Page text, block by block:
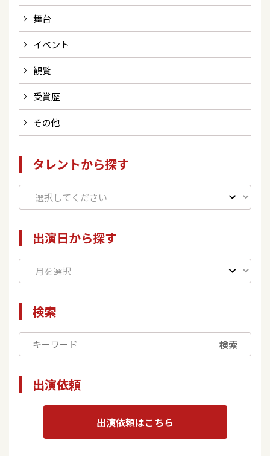
舞台
イベント
観覧
受賞歴
その他
タレントから探す
出演日から探す
検索
検索
出演依頼
出演依頼はこちら